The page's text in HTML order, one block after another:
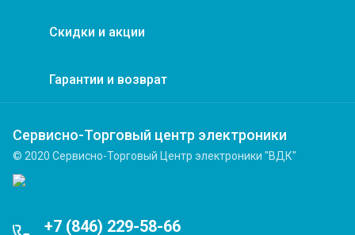
Скидки и акции
Гарантии и возврат
Сервисно-Торговый центр электроники
© 2020 Сервисно-Торговый Центр электроники "ВДК"
+7 (846) 229-58-66